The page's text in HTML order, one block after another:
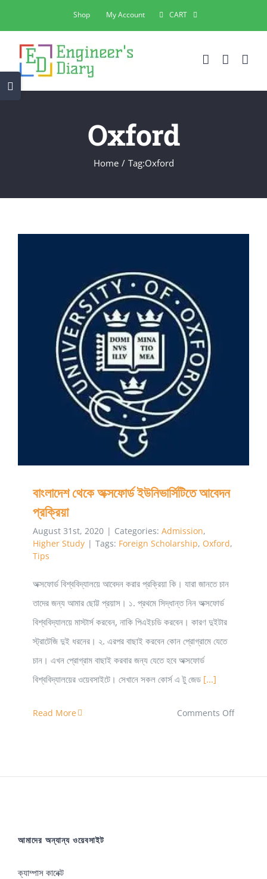
to
content
Shop My Account CART
Oxford
Home Tag:Oxford
বাংলাদেশ থেকে অক্সফোর্ড ইউনিভার্সিটিতে আবেদন প্রক্রিয়া
বাংলাদেশ থেকে অক্সফোর্ড ইউনিভার্সিটিতে আবেদন
প্রক্রিয়া
August 31st, 2020 | Categories: Admission,
Higher Study | Tags: Foreign Scholarship, Oxford,
Tips
অক্সফোর্ড বিশ্ববিদ্যালয়ে আবেদন করার প্রক্রিয়া কি। যারা জানতে চান
তাদের জন্য আমার ছোট্ট প্রয়াস। ১. প্রথমে সিদ্ধান্ত নিন অক্সফোর্ড
বিশ্ববিদ্যালয়ে মাস্টার্স করবেন, নাকি পিএইচডি করবেন। কারণ দুইটার
স্ট্রাটেজি দুই ধরনের। ২. এরপর বাছাই করবেন কোন প্রোগ্রামে যেতে
চান। এখন প্রোগ্রাম বাছাই করবার জন্য যেতে হবে অক্সফোর্ড
বিশ্ববিদ্যালয়ের ওয়েবসাইটে। সেখানে সকল কোর্স এ টু জেড [...]
Read More Comments Offon
আমাদের অন্যান্য ওয়েবসাইট
ক্যাম্পাস কানেক্ট
Toggle
Sliding